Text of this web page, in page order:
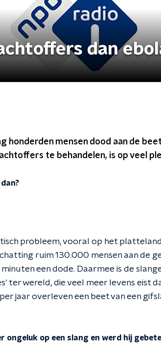
dan
honderden mensen dood aan de
te behandelen, is op veel
probleem, vooral op het
ruim 130.000 mensen aan de
een dode. Daarmee is de
ter wereld, die veel meer levens eist
jaar overleven een beet van een
ongeluk op een slang en werd hij